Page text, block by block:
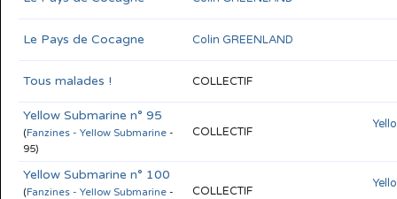
Le Pays de Cocagne Colin GREENLAND
Tous malades ! COLLECTIF
Yellow Submarine n° 95
(Fanzines - Yellow Submarine -
95)
COLLECTIF
Yellow Submarine n° 100
(Fanzines - Yellow Submarine -
COLLECTIF